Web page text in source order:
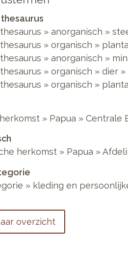
» anorganisch »
» organisch »
» anorganisch »
» organisch » dier »
» organisch »
» Papua » Centrale
herkomst » Papua »
» kleding en
overzicht